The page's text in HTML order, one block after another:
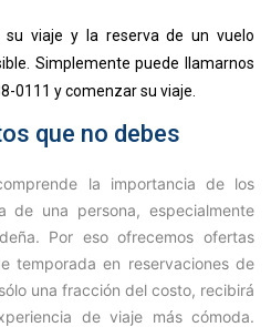
su viaje y la reserva de un vuelo
Simplemente puede llamarnos
0111 y comenzar su viaje.
que no debes
la importancia de los
de una persona, especialmente
Por eso ofrecemos ofertas
temporada en reservaciones de
una fracción del costo, recibirá
de viaje más cómoda.